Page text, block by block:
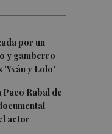
por un
y gamberro
'Yván y Lolo'
Paco Rabal de
actor